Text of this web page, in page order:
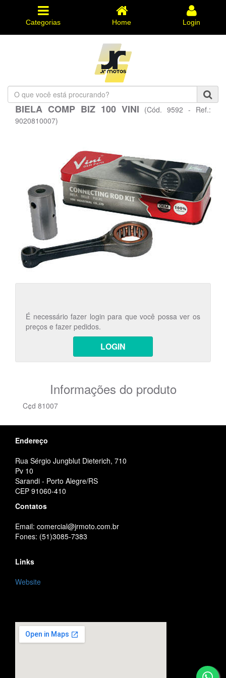
Categorias Home Login
O
que
você
está
BIELA COMP BIZ 100 VINI (Cód. 9592 - Ref.:
9020810007)
É necessário fazer login para que você possa ver os
preços e fazer pedidos.
LOGIN
Informações do produto
C¢d 81007
Endereço
Rua Sérgio Jungblut Dieterich, 710
Pv 10
Sarandi - Porto Alegre/RS
CEP 91060-410
Contatos
Email: comercial@jrmoto.com.br
Fones: (51)3085-7383
Links
Website